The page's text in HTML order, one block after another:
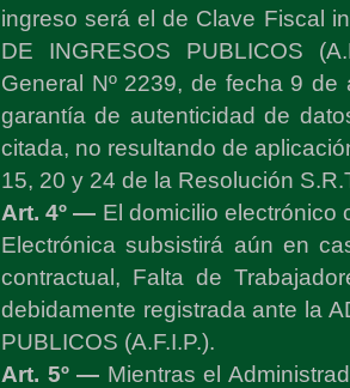
ingreso será el de Clave Fiscal
DE INGRESOS PUBLICOS
General Nº 2239, de fecha 9
garantía de autenticidad de
citada, no resultando de
15, 20 y 24 de la Resolución
Art. 4º — El domicilio electrónico
Electrónica subsistirá aún en
contractual, Falta de
debidamente registrada ante la
PUBLICOS (A.F.I.P.).
Art. 5º — Mientras el